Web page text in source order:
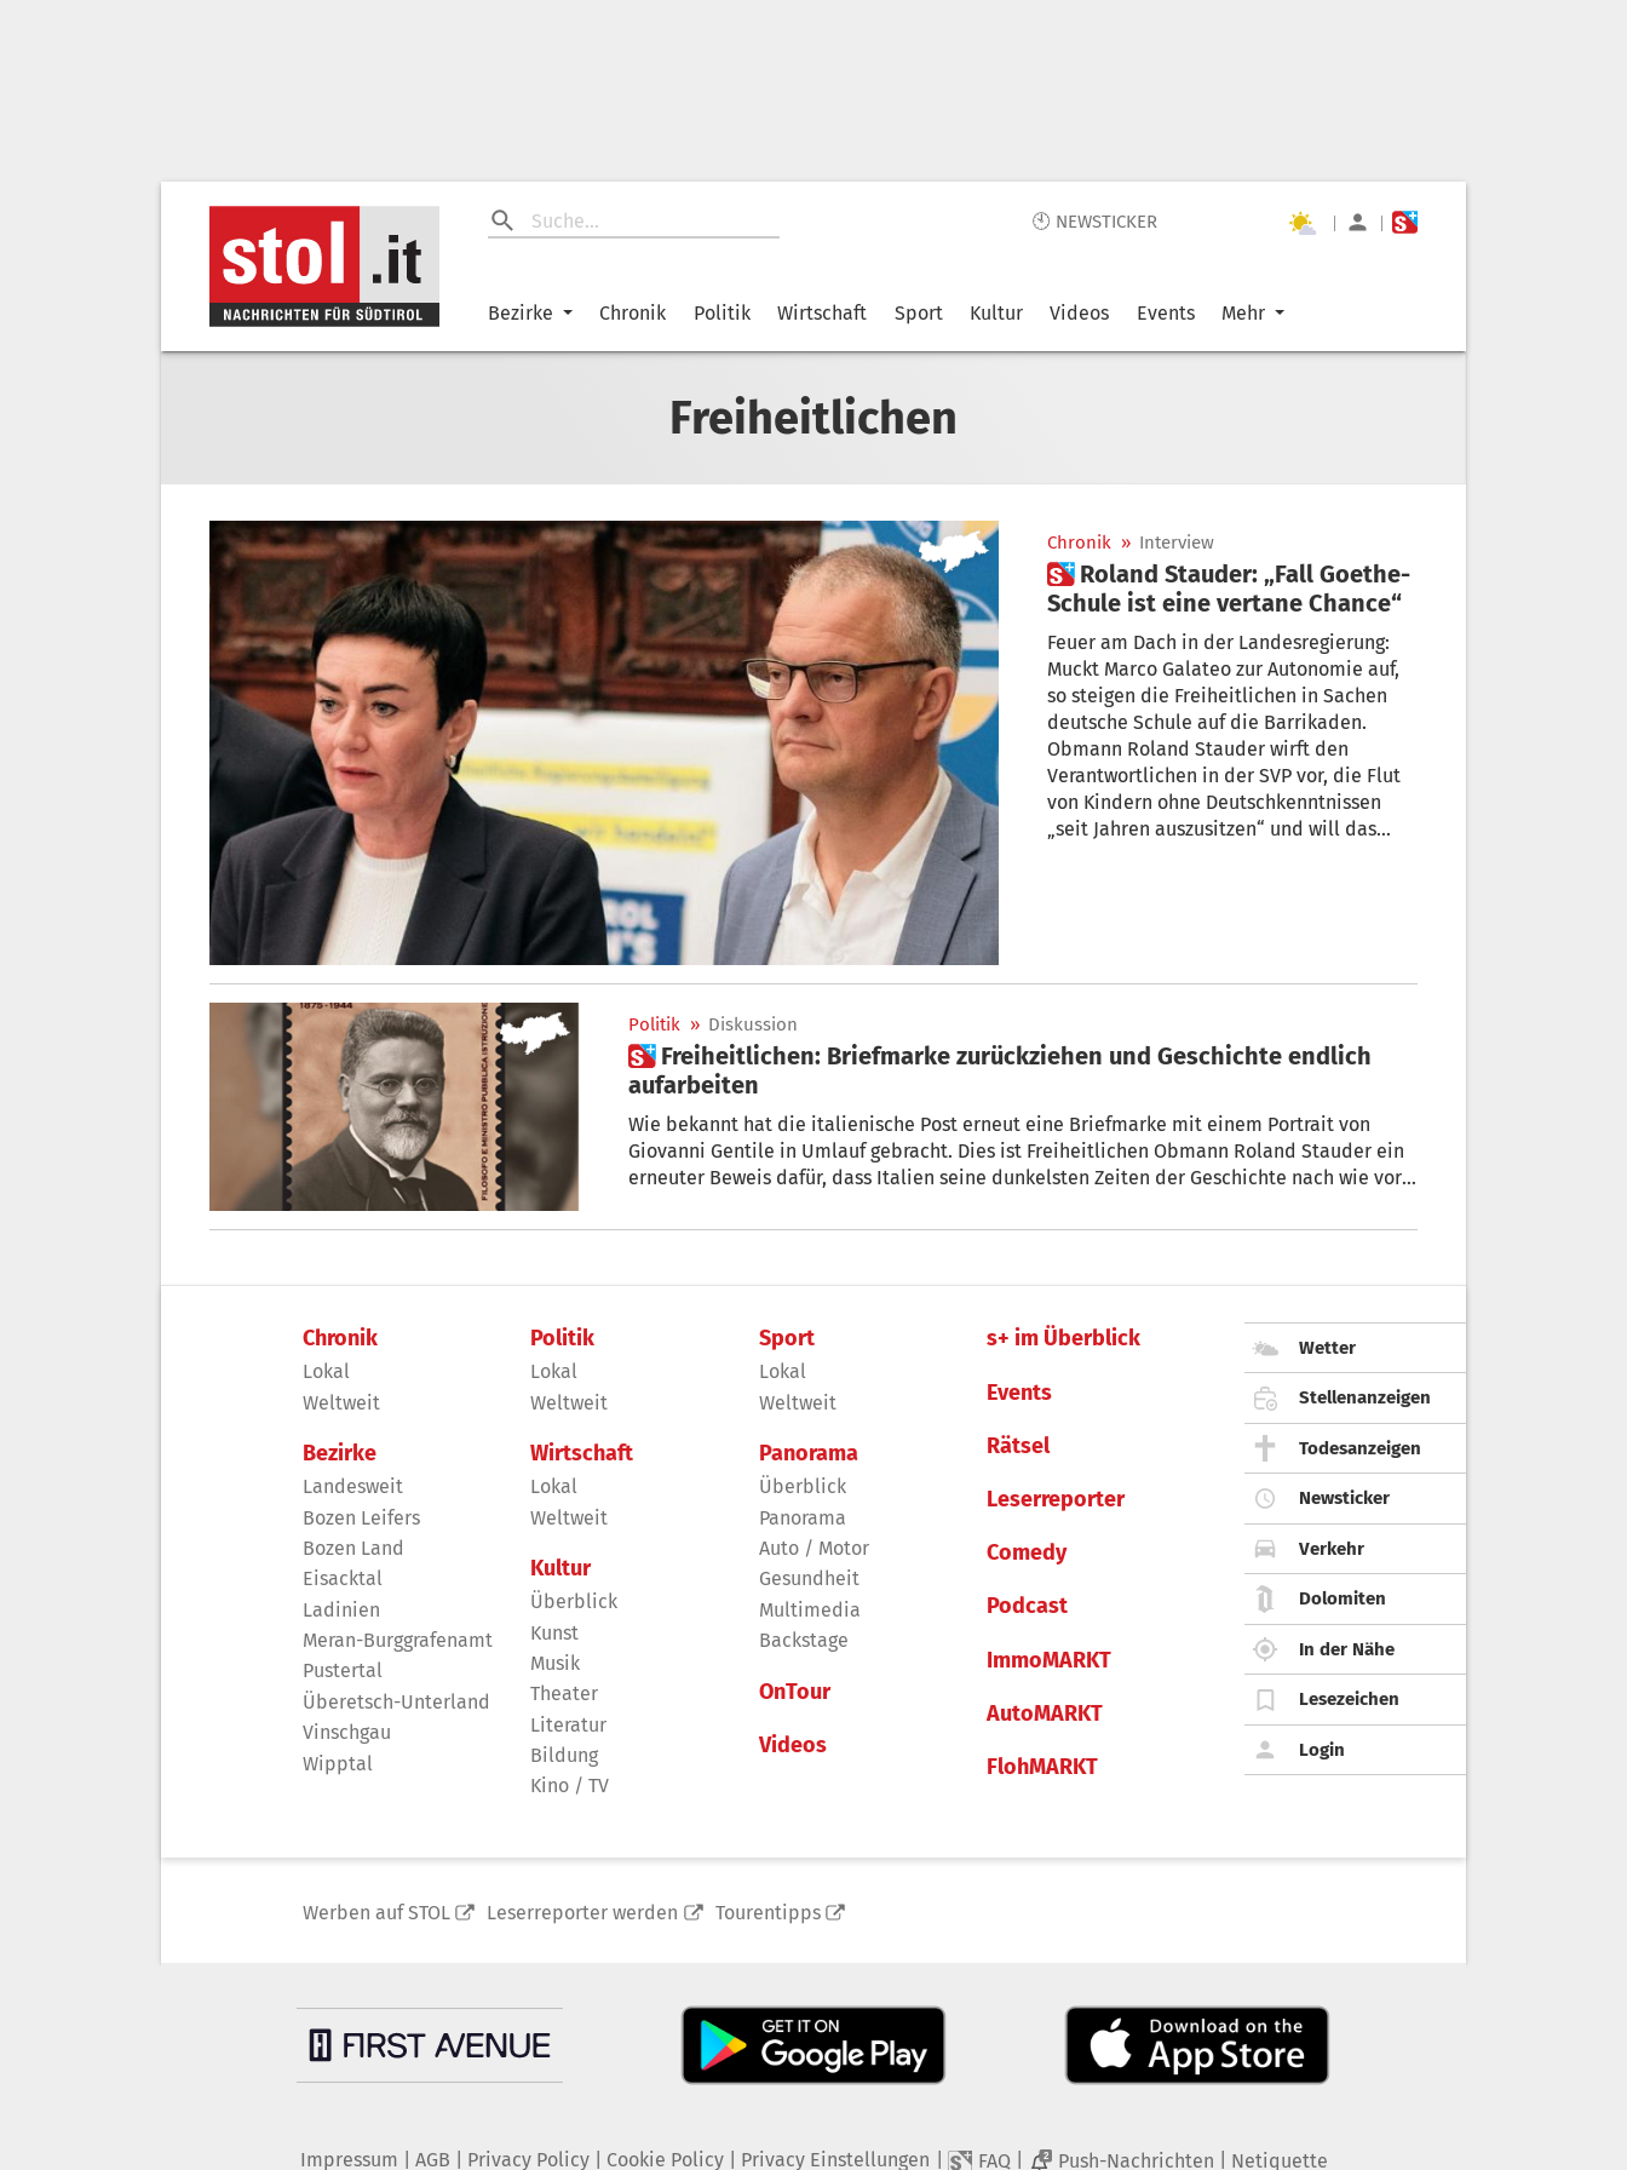
🕙 NEWSTICKER | |
Bezirke Chronik Politik Wirtschaft Sport Kultur Videos Events Mehr
Freiheitlichen
Chronik » Interview
 Roland Stauder: „Fall Goethe-
Schule ist eine vertane Chance“
Feuer am Dach in der Landesregierung:
Muckt Marco Galateo zur Autonomie auf,
so steigen die Freiheitlichen in Sachen
deutsche Schule auf die Barrikaden.
Obmann Roland Stauder wirft den
Verantwortlichen in der SVP vor, die Flut
von Kindern ohne Deutschkenntnissen
„seit Jahren auszusitzen“ und will das
Politik » Diskussion
 Freiheitlichen: Briefmarke zurückziehen und Geschichte endlich
aufarbeiten
Wie bekannt hat die italienische Post erneut eine Briefmarke mit einem Portrait von
Giovanni Gentile in Umlauf gebracht. Dies ist Freiheitlichen Obmann Roland Stauder ein
erneuter Beweis dafür, dass Italien seine dunkelsten Zeiten der Geschichte nach wie vor
Chronik
Lokal
Weltweit
Bezirke
Landesweit
Bozen Leifers
Bozen Land
Eisacktal
Ladinien
Meran-Burggrafenamt
Pustertal
Überetsch-Unterland
Vinschgau
Wipptal
Politik
Lokal
Weltweit
Wirtschaft
Lokal
Weltweit
Kultur
Überblick
Kunst
Musik
Theater
Literatur
Bildung
Kino / TV
Sport
Lokal
Weltweit
Panorama
Überblick
Panorama
Auto / Motor
Gesundheit
Multimedia
Backstage
OnTour
Videos
s+ im Überblick
Events
Rätsel
Leserreporter
Comedy
Podcast
ImmoMARKT
AutoMARKT
FlohMARKT
Wetter
Stellenanzeigen
Todesanzeigen
Newsticker
Verkehr
Dolomiten
In der Nähe
Lesezeichen
Login
Werben auf STOL Leserreporter werden Tourentipps
Impressum AGB Privacy Policy| Cookie Policy| Privacy Einstellungen FAQ 2 Push-Nachrichten Netiquette